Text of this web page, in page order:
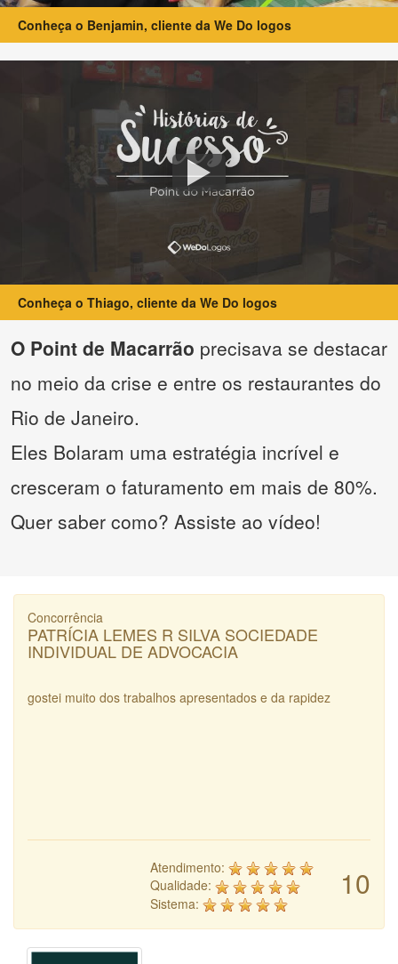
Conheça o Benjamin, cliente da We Do logos
Conheça o Thiago, cliente da We Do logos
O Point de Macarrão precisava se destacar
no meio da crise e entre os restaurantes do
Rio de Janeiro.
Eles Bolaram uma estratégia incrível e
cresceram o faturamento em mais de 80%.
Quer saber como? Assiste ao vídeo!
Concorrência
PATRÍCIA LEMES R SILVA SOCIEDADE
INDIVIDUAL DE ADVOCACIA
gostei muito dos trabalhos apresentados e da rapidez
10
Atendimento:
Qualidade:
Sistema: